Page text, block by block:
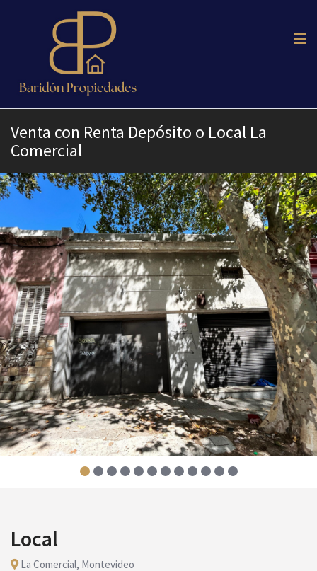
Venta con Renta Depósito o Local La
Comercial
Local
La Comercial, Montevideo